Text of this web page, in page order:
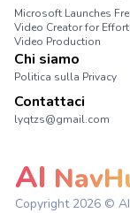
Microsoft Launches
Video Creator for
Video Production
Chi siamo
Politica sulla Privacy
Contattaci
lyqtzs@gmail.com
AI
Copyright 2026© AI